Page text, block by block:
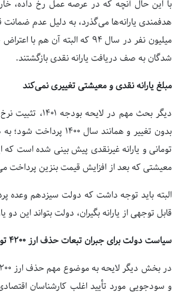
میلیون نفر در سال ۹۴ که
شدگان به صف دریافت یارانه نقدی بازگشتند.
مبلغ یارانه نقدی و معیشتی تغییری نمی‌کند
تومانی و یارانه غیرنقدی پیش بینی شده است
معیشتی که بعد از افزایش قیمت بنزین پرداخت می‌شود ۳۱ هزار میلیارد تومان پیش
قابل توجهی از یارانه بگیران، دولت بتواند این دو
سیاست دولت برای جبران تبعات حذف ارز ۴۲۰۰ تومانی
و سودجویی مورد تأیید اغلب کارشناسان